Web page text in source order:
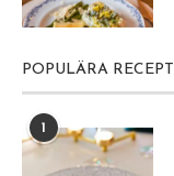
POPULÄRA RECEPT